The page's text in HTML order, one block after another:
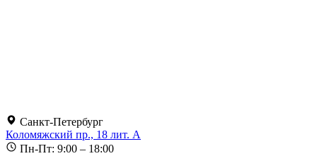
Санкт-Петербург
Коломяжский пр., 18 лит. А
Пн-Пт: 9:00 – 18:00